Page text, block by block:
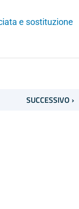
e sostituzione
SUCCESSIVO ›